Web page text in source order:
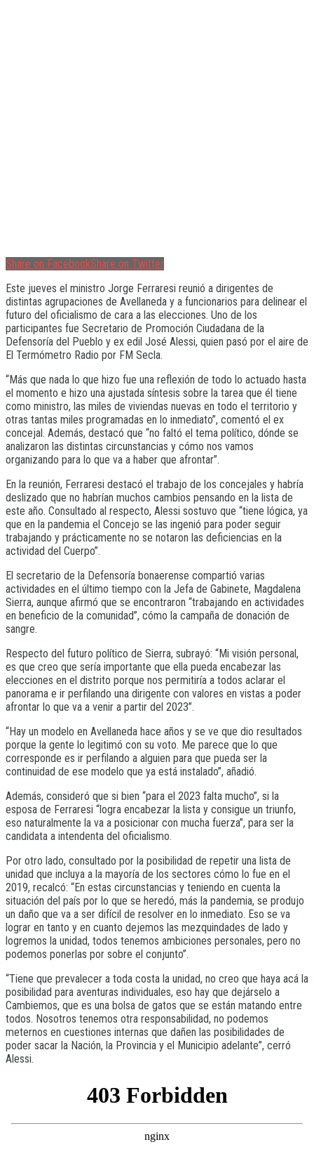
Share on FacebookShare on Twitter
Este jueves el ministro Jorge Ferraresi reunió a dirigentes de
distintas agrupaciones de Avellaneda y a funcionarios para delinear el
futuro del oficialismo de cara a las elecciones. Uno de los
participantes fue Secretario de Promoción Ciudadana de la
Defensoría del Pueblo y ex edil José Alessi, quien pasó por el aire de
El Termómetro Radio por FM Secla.
“Más que nada lo que hizo fue una reflexión de todo lo actuado hasta
el momento e hizo una ajustada síntesis sobre la tarea que él tiene
como ministro, las miles de viviendas nuevas en todo el territorio y
otras tantas miles programadas en lo inmediato”, comentó el ex
concejal. Además, destacó que “no faltó el tema político, dónde se
analizaron las distintas circunstancias y cómo nos vamos
organizando para lo que va a haber que afrontar”.
En la reunión, Ferraresi destacó el trabajo de los concejales y habría
deslizado que no habrían muchos cambios pensando en la lista de
este año. Consultado al respecto, Alessi sostuvo que “tiene lógica, ya
que en la pandemia el Concejo se las ingenió para poder seguir
trabajando y prácticamente no se notaron las deficiencias en la
actividad del Cuerpo”.
El secretario de la Defensoría bonaerense compartió varias
actividades en el último tiempo con la Jefa de Gabinete, Magdalena
Sierra, aunque afirmó que se encontraron “trabajando en actividades
en beneficio de la comunidad”, cómo la campaña de donación de
sangre.
Respecto del futuro político de Sierra, subrayó: “Mi visión personal,
es que creo que sería importante que ella pueda encabezar las
elecciones en el distrito porque nos permitiría a todos aclarar el
panorama e ir perfilando una dirigente con valores en vistas a poder
afrontar lo que va a venir a partir del 2023”.
“Hay un modelo en Avellaneda hace años y se ve que dio resultados
porque la gente lo legitimó con su voto. Me parece que lo que
corresponde es ir perfilando a alguien para que pueda ser la
continuidad de ese modelo que ya está instalado”, añadió.
Además, consideró que si bien “para el 2023 falta mucho”, si la
esposa de Ferraresi “logra encabezar la lista y consigue un triunfo,
eso naturalmente la va a posicionar con mucha fuerza”, para ser la
candidata a intendenta del oficialismo.
Por otro lado, consultado por la posibilidad de repetir una lista de
unidad que incluya a la mayoría de los sectores cómo lo fue en el
2019, recalcó: “En estas circunstancias y teniendo en cuenta la
situación del país por lo que se heredó, más la pandemia, se produjo
un daño que va a ser difícil de resolver en lo inmediato. Eso se va
lograr en tanto y en cuanto dejemos las mezquindades de lado y
logremos la unidad, todos tenemos ambiciones personales, pero no
podemos ponerlas por sobre el conjunto”.
“Tiene que prevalecer a toda costa la unidad, no creo que haya acá la
posibilidad para aventuras individuales, eso hay que dejárselo a
Cambiemos, que es una bolsa de gatos que se están matando entre
todos. Nosotros tenemos otra responsabilidad, no podemos
meternos en cuestiones internas que dañen las posibilidades de
poder sacar la Nación, la Provincia y el Municipio adelante”, cerró
Alessi.